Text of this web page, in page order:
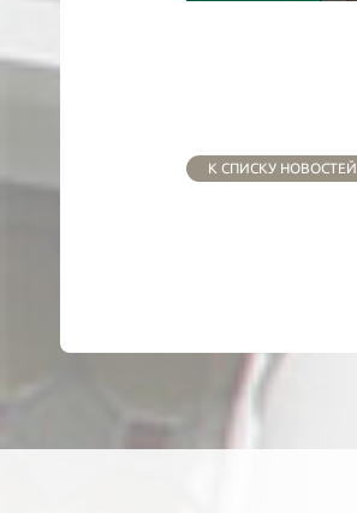
К СПИСКУ НОВОСТЕЙ